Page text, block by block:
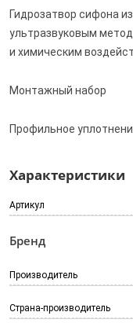
Гидрозатвор сифона
ультразвуковым
и химическим
Монтажный набор
Профильное
Характеристики
Артикул
Бренд
Производитель
Страна-производитель